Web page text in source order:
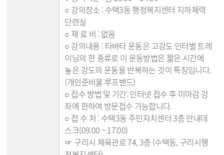
○ 강의장소 : 수택3동 행정복지센터 지하체력
단련실
○ 재 료 비 : 없음
○ 강의내용 : 타바타 운동은 고강도 인터벌 트레
이닝의 한 종류로 이 운동방법은 짧은 시간에
높은 강도의 운동을 반복하는 것이 특징입니다.
(개인준비물:루프밴드)
○ 접수 방법 및 기간: 인터넷 접수 후 미마감 강
좌에 한하여 방문접수 가능합니다.
○ 접 수 처 : 수택3동 주민자치센터 3층 안내데
스크(09:00 ~ 17:00)
☞ 구리시 체육관로 74, 3층 (수택동, 구리시행